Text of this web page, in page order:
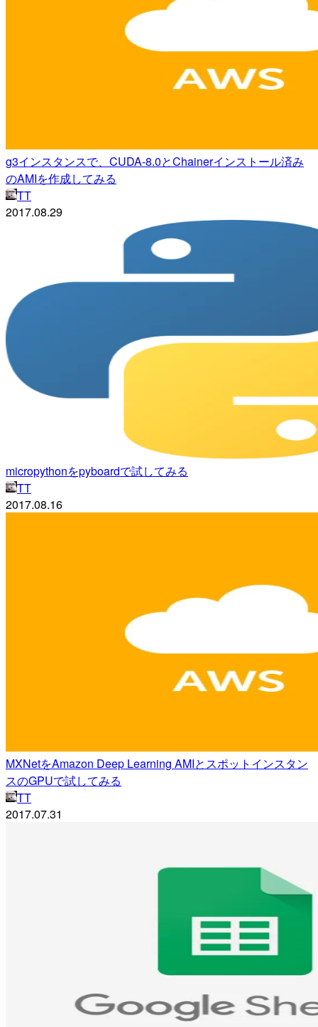
g3インスタンスで、CUDA-8.0とChainerインストール済み
のAMIを作成してみる
TT
2017.08.29
micropythonをpyboardで試してみる
TT
2017.08.16
MXNetをAmazon Deep Learning AMIとスポットインスタン
スのGPUで試してみる
TT
2017.07.31